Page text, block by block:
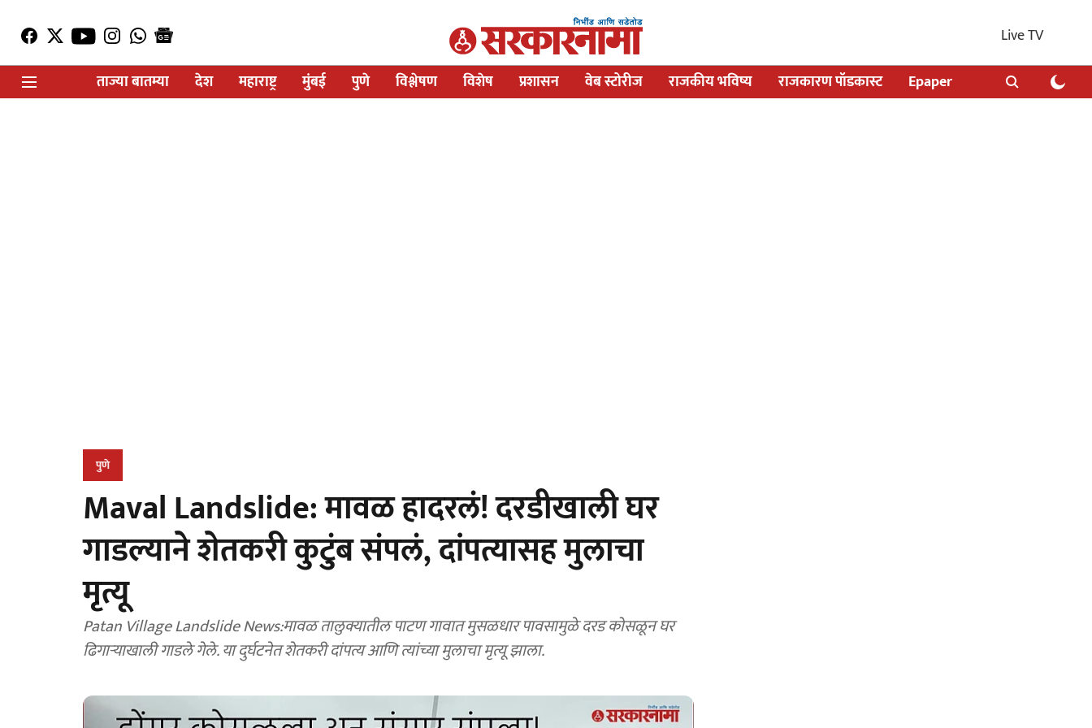
Live TV
ताज्या बातम्या
देश महाराष्ट्र मुंबई पुणे विश्लेषण विशेष प्रशासन वेब स्टोरीज राजकीय भविष्य राजकारण पॉडकास्ट Epaper
पुणे
Maval Landslide: मावळ हादरलं! दरडीखाली घर
गाडल्याने शेतकरी कुटुंब संपलं, दांपत्यासह मुलाचा
मृत्यू
Patan Village Landslide News:मावळ तालुक्यातील पाटण गावात मुसळधार पावसामुळे दरड कोसळून घर
ढिगाऱ्याखाली गाडले गेले. या दुर्घटनेत शेतकरी दांपत्य आणि त्यांच्या मुलाचा मृत्यू झाला.